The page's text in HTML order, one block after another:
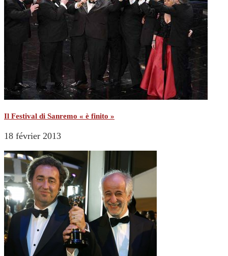
Il Festival di Sanremo « è finito »
18 février 2013